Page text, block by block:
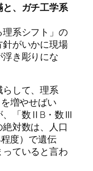
、ガチ工学系
系シフト」の
がいかに現場
き彫りにな
して、理系
増やせばい
、「数ⅡB・数Ⅲ
対数は、人口
度）で遺伝
ていると言わ